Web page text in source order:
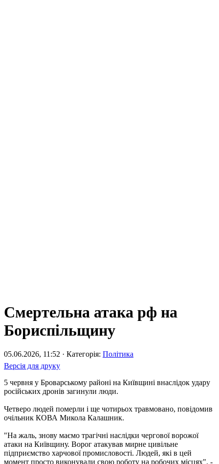
Смертельна атака рф на
Бориспільщину
05.06.2026, 11:52 · Категорія: Політика
Версія для друку
5 червня у Броварському районі на Київщині внаслідок удару
російських дронів загинули люди.
Четверо людей померли і ще чотирьох травмовано, повідомив
очільник КОВА Микола Калашник.
"На жаль, знову маємо трагічні наслідки чергової ворожої
атаки на Київщину. Ворог атакував мирне цивільне
підприємство харчової промисловості. Людей, які в цей
момент просто виконували свою роботу на робочих місцях", -